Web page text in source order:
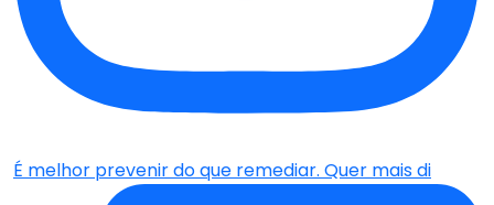
É melhor prevenir do que remediar. Quer mais di